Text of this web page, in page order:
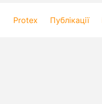
Protex Публікації